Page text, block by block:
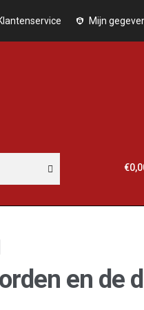
Mijn
€
en de